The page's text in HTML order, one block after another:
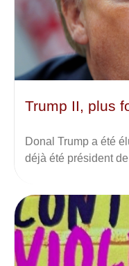
Trump II, plus
Donal Trump a été
déjà été président